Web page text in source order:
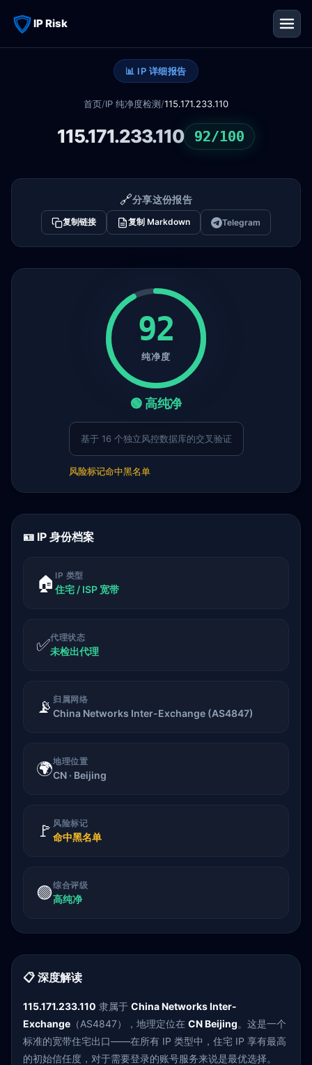
IP Risk
📊 IP 详细报告
首页/IP 纯净度检测/115.171.233.110
115.171.233.110 92/100
🔗分享这份报告
复制链接 复制 Markdown Telegram
92
纯净度
🟢 高纯净
基于 16 个独立风控数据库的交叉验证
风险标记命中黑名单
🪪 IP 身份档案
🏠 IP 类型
住宅 / ISP 宽带
✅代理状态
未检出代理
📡 归属网络
China Networks Inter-Exchange (AS4847)
🌍地理位置
CN · Beijing
🚩 风险标记
命中黑名单
🟢综合评级
高纯净
📋 深度解读
115.171.233.110 隶属于 China Networks Inter-
Exchange （AS4847），地理定位在 CN Beijing。这是一个
标准的宽带住宅出口——在所有 IP 类型中，住宅 IP 享有最高
的初始信任度，对于需要登录的账号服务来说是最优选择。